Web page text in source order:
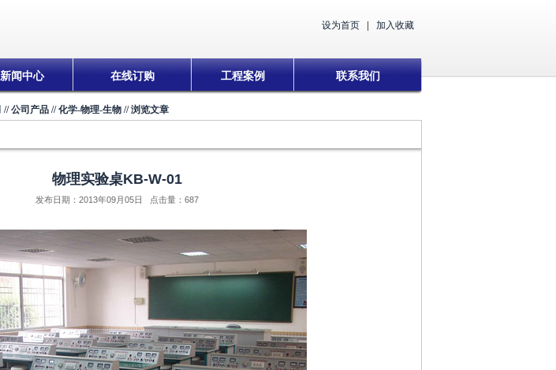
设为首页 加入收藏
新闻中心 在线订购 工程案例 联系我们
//公司产品 //化学-物理-生物 // 浏览文章
物理实验桌KB-W-01
发布日期：2013年09月05日 点击量： 687